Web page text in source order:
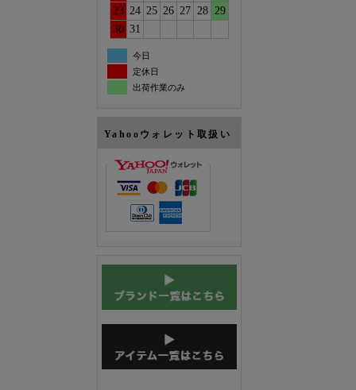
23 24 25 26 27 28 29
30 31
今日
定休日
出荷作業のみ
Yahooウォレット取扱い